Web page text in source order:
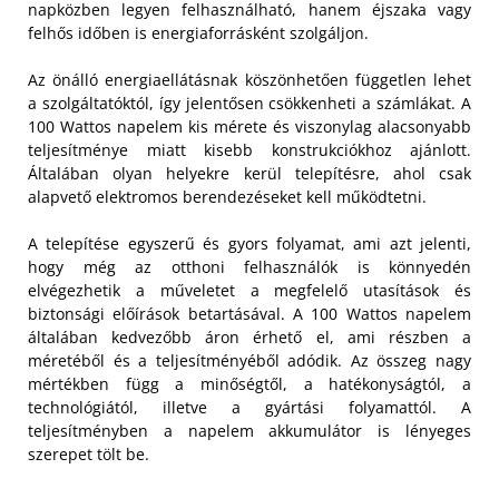
napközben legyen felhasználható, hanem éjszaka vagy
felhős időben is energiaforrásként szolgáljon.
Az önálló energiaellátásnak köszönhetően független lehet
a szolgáltatóktól, így jelentősen csökkenheti a számlákat. A
100 Wattos napelem kis mérete és viszonylag alacsonyabb
teljesítménye miatt kisebb konstrukciókhoz ajánlott.
Általában olyan helyekre kerül telepítésre, ahol csak
alapvető elektromos berendezéseket kell működtetni.
A telepítése egyszerű és gyors folyamat, ami azt jelenti,
hogy még az otthoni felhasználók is könnyedén
elvégezhetik a műveletet a megfelelő utasítások és
biztonsági előírások betartásával. A 100 Wattos napelem
általában kedvezőbb áron érhető el, ami részben a
méretéből és a teljesítményéből adódik. Az összeg nagy
mértékben függ a minőségtől, a hatékonyságtól, a
technológiától, illetve a gyártási folyamattól. A
teljesítményben a napelem akkumulátor is lényeges
szerepet tölt be.